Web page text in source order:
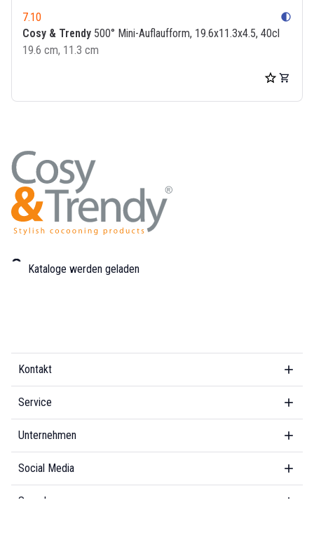
7.10 contrast
Cosy & Trendy 500° Mini-Auflaufform, 19.6x11.3x4.5, 40cl
19.6 cm, 11.3 cm
Kataloge werden geladen
Kontakt
Service
Unternehmen
Social Media
Sprache